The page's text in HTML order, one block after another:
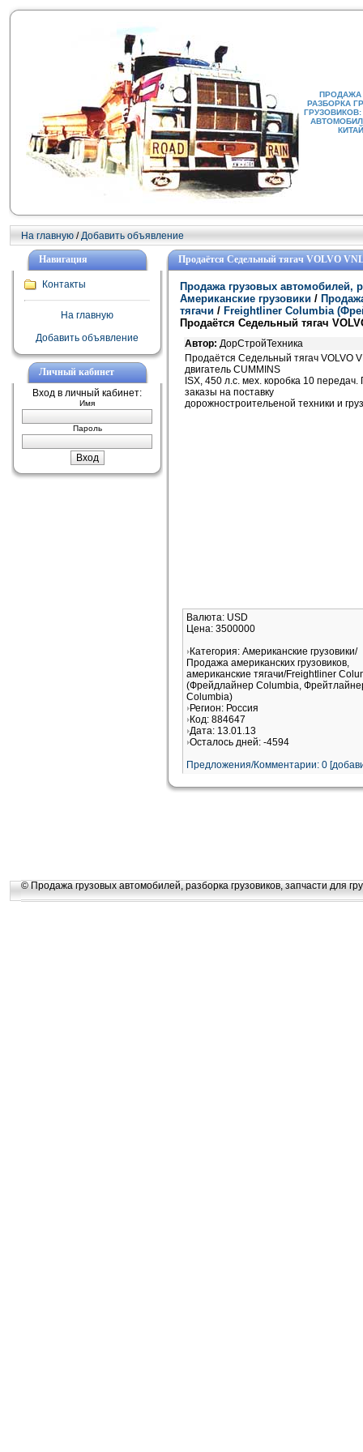
ПРОДАЖА
РАЗБОРКА
На главную /Добавить объявление
Навигация
Контакты
На главную
Добавить объявление
Личный кабинет
Вход в личный кабинет:
Имя
Пароль
Продаётся Cедельный тягач VOLVO VNL
Продажа грузовых автомобилей,
Американские грузовики /
тягачи / Freightliner Columbia
Продаётся Cедельный тягач
Автор: ДорСтройТехника
Продаётся Cедельный тягач VOLVO
двигатель CUMMINS
ISX, 450 л.с. мех. коробка 10
заказы на поставку
дорожностроительеной техники и
Валюта: USD
Цена: 3500000
Категория: Американские грузовики/
Продажа американских грузовиков,
американские тягачи/Freightliner
(Фрейдлайнер Columbia,
Columbia)
Регион: Россия
Код: 884647
Дата: 13.01.13
Осталось дней: -4594
Предложения/Комментарии: 0
© Продажа грузовых автомобилей, разборка грузовиков, запчасти для